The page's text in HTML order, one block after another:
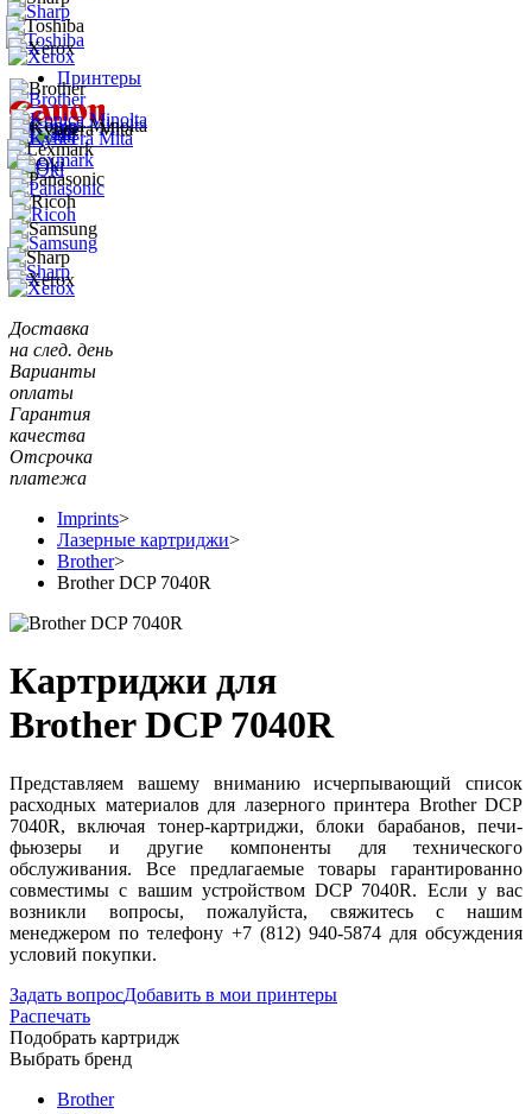
Принтеры
Доставка
на след. день
Варианты
оплаты
Гарантия
качества
Отсрочка
платежа
Imprints>
Лазерные картриджи>
Brother>
Brother DCP 7040R
Картриджи для
Brother DCP 7040R
Представляем вашему вниманию исчерпывающий список
расходных материалов для лазерного принтера Brother DCP
7040R, включая тонер-картриджи, блоки барабанов, печи-
фьюзеры и другие компоненты для технического
обслуживания. Все предлагаемые товары гарантированно
совместимы с вашим устройством DCP 7040R. Если у вас
возникли вопросы, пожалуйста, свяжитесь с нашим
менеджером по телефону +7 (812) 940-5874 для обсуждения
условий покупки.
Задать вопросДобавить в мои принтеры
Распечать
Подобрать картридж
Выбрать бренд
Brother